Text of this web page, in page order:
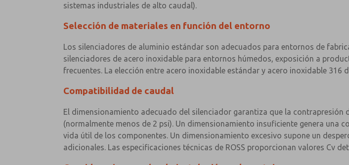
sistemas industriales de alto caudal).
Selección de materiales en función del entorno
Los silenciadores de aluminio estándar son adecuados para entornos de
silenciadores de acero inoxidable para entornos húmedos, exposición a
frecuentes. La elección entre acero inoxidable estándar y acero inoxidable
Compatibilidad de caudal
El dimensionamiento adecuado del silenciador garantiza que la contrapresión
(normalmente menos de 2 psi). Un dimensionamiento insuficiente genera una
vida útil de los componentes. Un dimensionamiento excesivo supone un
adicionales. Las especificaciones técnicas de ROSS proporcionan valores Cv